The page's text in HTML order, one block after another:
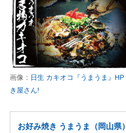
画像： 日生 カキオコ『うまうま』
き屋さん!
お好み焼き うまうま（岡山県）